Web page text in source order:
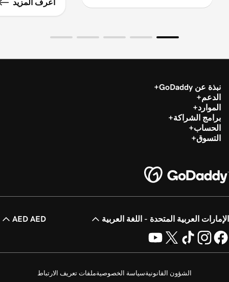
اعرف المزيد
نبذة عن GoDaddy
الدعم
الموارد
برامج الشراكة
الحساب
التسوق
الإمارات العربية المتحدة - اللغة العربية AED AED
الشؤون القانونيةسياسة الخصوصيةملفات تعريف الارتباط